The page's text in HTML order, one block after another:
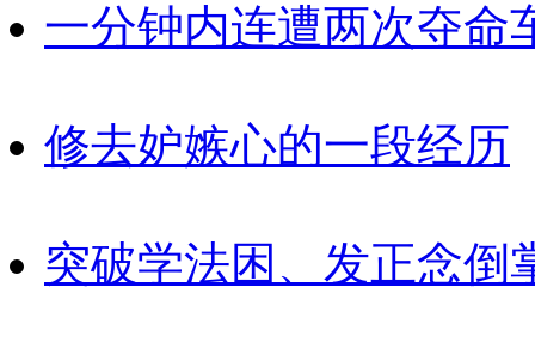
一分钟内连遭两次夺命
修去妒嫉心的一段经历
突破学法困、发正念倒